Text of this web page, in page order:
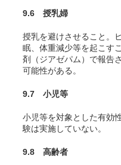
9.6 授乳婦
授乳を避けさせること。
眠、体重減少等を起こす
剤（ジアゼパム）で報告
可能性がある。
9.7 小児等
小児等を対象とした有効
験は実施していない。
9.8 高齢者